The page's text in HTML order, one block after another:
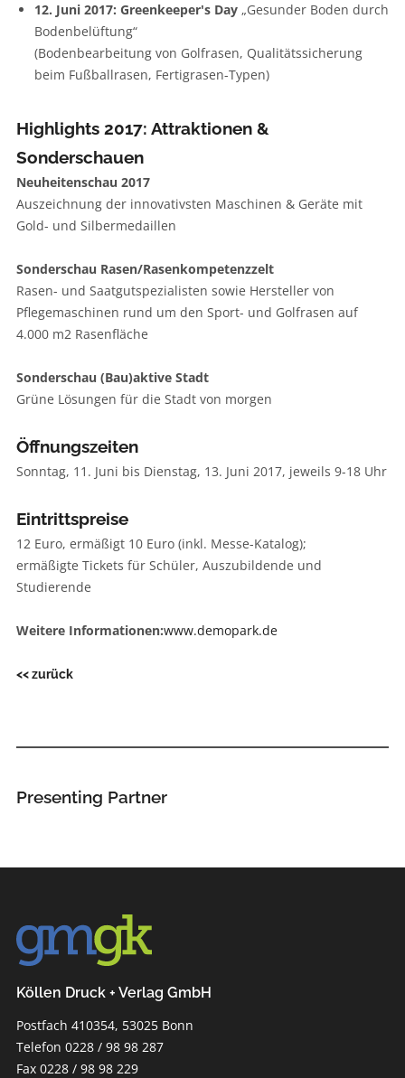
12. Juni 2017: Greenkeeper's Day„Gesunder Boden durch
Boden­belüftung“
(Bodenbearbeitung von Golfrasen, Qualitätssicherung
beim Fußballrasen, Fertigrasen-Typen)
Highlights 2017: Attraktionen &
Sonderschauen
Neuheitenschau 2017
Auszeichnung der innovativsten Maschinen & Geräte mit
Gold- und Silbermedaillen
Sonderschau Rasen/Rasenkompetenzzelt
Rasen- und Saatgutspezialisten sowie Hersteller von
Pflegemaschinen rund um den Sport- und Golfrasen auf
4.000 m2 Rasenfläche
Sonderschau (Bau)aktive Stadt
Grüne Lösungen für die Stadt von morgen
Öffnungszeiten
Sonntag, 11. Juni bis Dienstag, 13. Juni 2017, jeweils 9-18 Uhr
Eintrittspreise
12 Euro, ermäßigt 10 Euro (inkl. Messe-Katalog);
ermäßigte Tickets für Schüler, Auszubildende und
Studierende
Weitere Informationen:www.demopark.de
<< zurück
Presenting Partner
Köllen Druck + Verlag GmbH
Postfach 410354, 53025 Bonn
Telefon 0228 / 98 98 287
Fax 0228 / 98 98 229